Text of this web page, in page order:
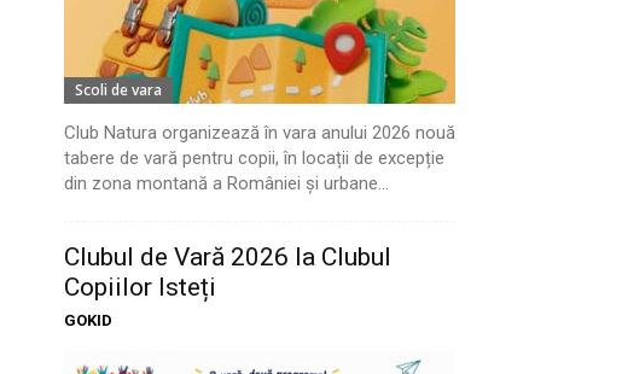
Scoli de vara
Club Natura organizează în vara anului 2026 nouă
tabere de vară pentru copii, în locații de excepție
din zona montană a României și urbane...
Clubul de Vară 2026 la Clubul
Copiilor Isteți
GOKID